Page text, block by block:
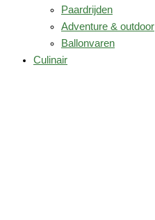
Paardrijden
Adventure & outdoor
Ballonvaren
Culinair